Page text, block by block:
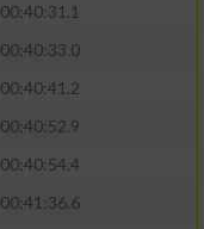
00:40:31.1
00:40:33.0
00:40:41.2
00:40:52.9
00:40:54.4
00:41:36.6